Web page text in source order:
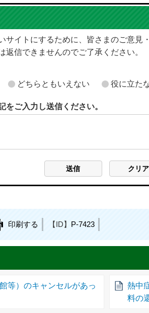
イトにするために、皆さまのご意見
信できませんのでご了承ください。
どちらともいえない 役に立た
をご入力し送信ください。
印刷する 【ID】 P-7423
等）のキャンセルがあっ
熱中
料の